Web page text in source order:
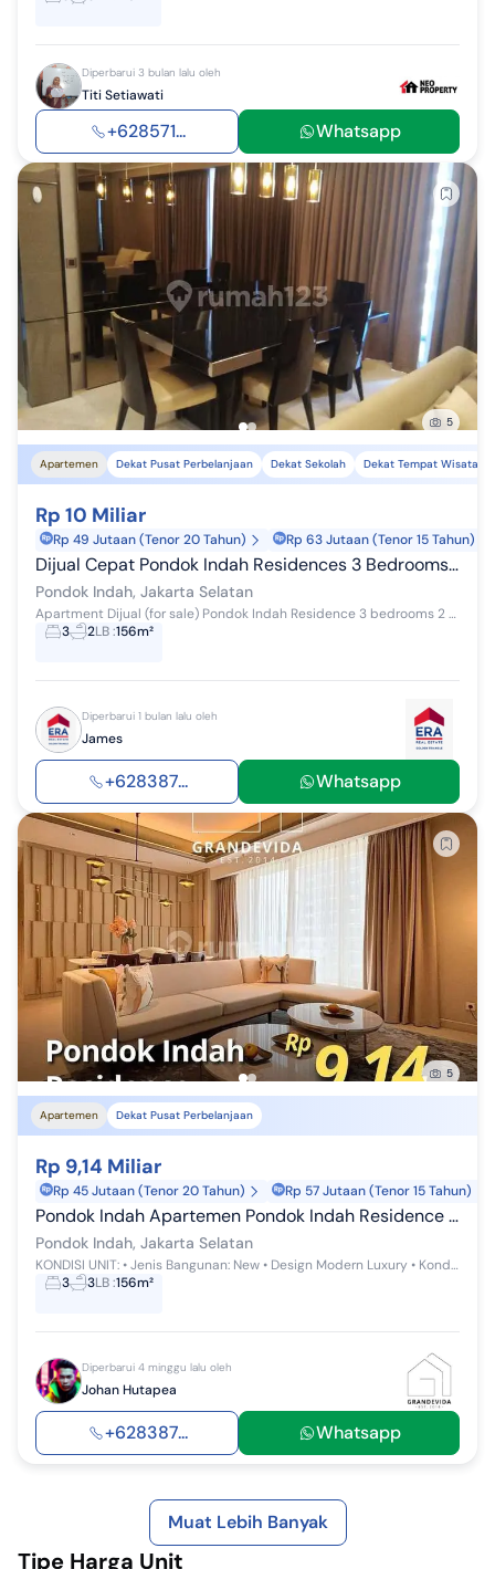
Diperbarui 3 bulan lalu oleh
Titi Setiawati
+628571... Whatsapp
5
Apartemen Dekat Pusat Perbelanjaan Dekat Sekolah Dekat Tempat Wisata
Rp 10 Miliar
Rp 49 Jutaan (Tenor 20 Tahun) Rp 63 Jutaan (Tenor 15 Tahun)
Dijual Cepat Pondok Indah Residences 3 Bedrooms 156m2 Furnished Amala Tower
Pondok Indah, Jakarta Selatan
Apartment Dijual (for sale) Pondok Indah Residence 3 bedrooms 2 bathrooms 1 maid room 1 maid bathroom Amala tower size: 156m2 selling price: Rp 10...
3
2LB:156m²
Diperbarui 1 bulan lalu oleh
James
+628387... Whatsapp
5
Apartemen Dekat Pusat Perbelanjaan
Rp 9,14 Miliar
Rp 45 Jutaan (Tenor 20 Tahun) Rp 57 Jutaan (Tenor 15 Tahun)
Pondok Indah Apartemen Pondok Indah Residence Tower Amala, Brand New 3BR, Semi Furnished
Pondok Indah, Jakarta Selatan
KONDISI UNIT: • Jenis Bangunan: New • Design Modern Luxury • Kondisi Bangunan: Sangat Terawat, Full Fasilitas • SEMI FURNISHED ————...
3
3LB:156m²
Diperbarui 4 minggu lalu oleh
Johan Hutapea
+628387... Whatsapp
Muat Lebih Banyak
Tipe Harga Unit